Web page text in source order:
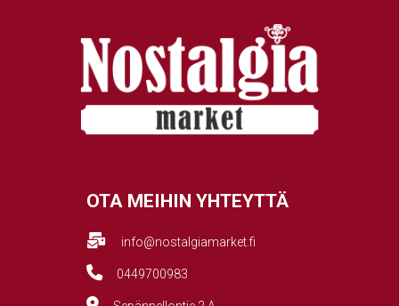
OTA MEIHIN YHTEYTTÄ
info@nostalgiamarket.fi
0449700983